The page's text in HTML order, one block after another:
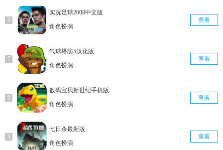
实况足球2008中文版
角色扮演
查看
气球塔防5汉化版
角色扮演
查看
数码宝贝新世纪手机版
角色扮演
查看
七日杀最新版
角色扮演
查看